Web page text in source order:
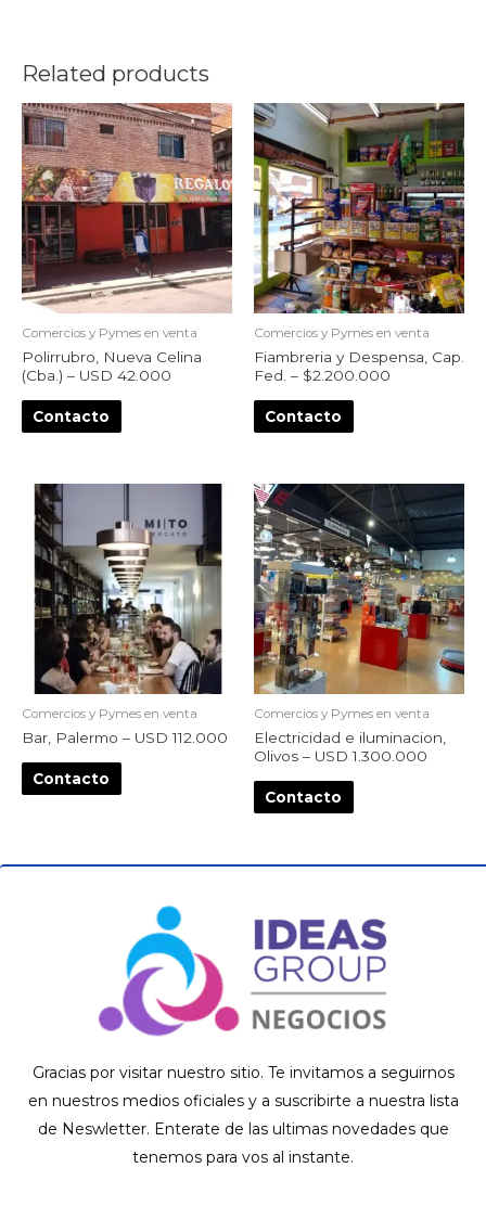
Related products
Comercios y Pymes en venta
Polirrubro, Nueva Celina
(Cba.) – USD 42.000
Contacto
Comercios y Pymes en venta
Fiambreria y Despensa, Cap.
Fed. – $2.200.000
Contacto
Comercios y Pymes en venta
Bar, Palermo – USD 112.000
Contacto
Comercios y Pymes en venta
Electricidad e iluminacion,
Olivos – USD 1.300.000
Contacto
Gracias por visitar nuestro sitio. Te invitamos a seguirnos
en nuestros medios oficiales y a suscribirte a nuestra lista
de Neswletter. Enterate de las ultimas novedades que
tenemos para vos al instante.